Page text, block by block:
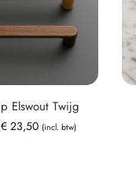
Elswout Twijg
€23,50 (incl. btw)